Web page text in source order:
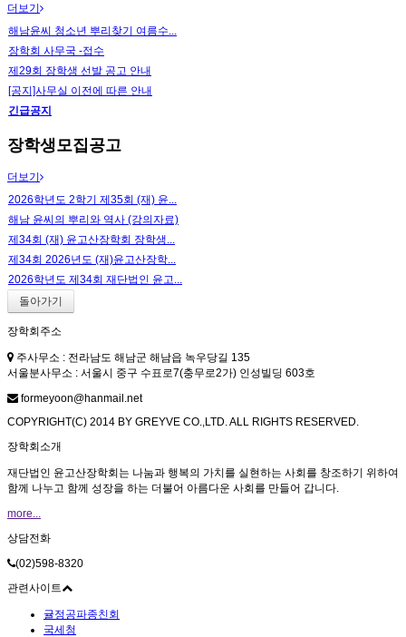
더보기
해남윤씨 청소년 뿌리찾기 여름수...
장학회 사무국 -접수
제29회 장학생 선발 공고 안내
[공지]사무실 이전에 따른 안내
긴급공지
장학생모집공고
더보기
2026학년도 2학기 제35회 (재) 윤...
해남 윤씨의 뿌리와 역사 (강의자료)
제34회 (재) 윤고산장학회 장학생...
제34회 2026년도 (재)윤고산장학...
2026학년도 제34회 재단법인 윤고...
돌아가기
장학회주소
주사무소 : 전라남도 해남군 해남읍 녹우당길 135
서울분사무소 : 서울시 중구 수표로7(충무로2가) 인성빌딩 603호
formeyoon@hanmail.net
COPYRIGHT(C) 2014 BY GREYVE CO.,LTD. ALL RIGHTS RESERVED.
장학회소개
재단법인 윤고산장학회는 나눔과 행복의 가치를 실현하는 사회를 창조하기 위하여
함께 나누고 함께 성장을 하는 더불어 아름다운 사회를 만들어 갑니다.
more...
상담전화
(02)598-8320
관련사이트
귤정공파종친회
국세청